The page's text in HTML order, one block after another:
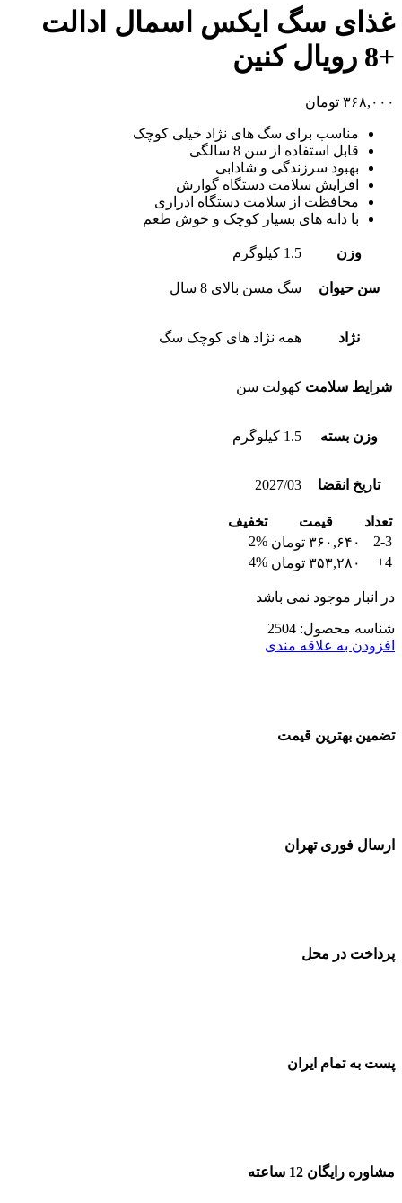
غذای سگ ایکس اسمال ادالت
+8 رویال کنین
۳۶۸,۰۰۰ تومان
مناسب برای سگ های نژاد خیلی کوچک
قابل استفاده از سن 8 سالگی
بهبود سرزندگی و شادابی
افزایش سلامت دستگاه گوارش
محافظت از سلامت دستگاه ادراری
با دانه های بسیار کوچک و خوش طعم
وزن 1.5 کیلوگرم
سن حیوان سگ مسن بالای 8 سال
نژاد همه نژاد های کوچک سگ
شرایط سلامت کهولت سن
وزن بسته 1.5 کیلوگرم
تاریخ انقضا 2027/03
تعداد قیمت
تخفیف
2-3
۳۶۰,۶۴۰ تومان 2%
4+
۳۵۳,۲۸۰ تومان 4%
در انبار موجود نمی باشد
شناسه محصول: 2504
افزودن به علاقه مندی
تضمین بهترین قیمت
ارسال فوری تهران
پرداخت در محل
پست به تمام ایران
مشاوره رایگان 12 ساعته